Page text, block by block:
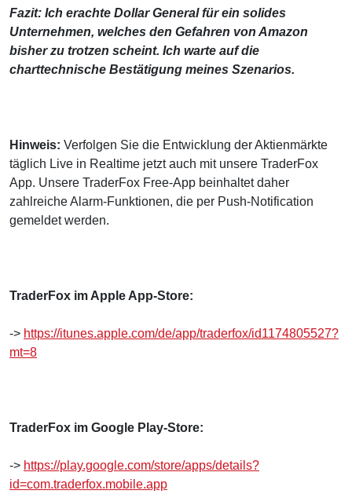
Fazit: Ich erachte Dollar General für ein solides
Unternehmen, welches den Gefahren von Amazon
bisher zu trotzen scheint. Ich warte auf die
charttechnische Bestätigung meines Szenarios.
Hinweis: Verfolgen Sie die Entwicklung der Aktienmärkte
täglich Live in Realtime jetzt auch mit unsere TraderFox
App. Unsere TraderFox Free-App beinhaltet daher
zahlreiche Alarm-Funktionen, die per Push-Notification
gemeldet werden.
TraderFox im Apple App-Store:
-> https://itunes.apple.com/de/app/traderfox/id1174805527?
mt=8
TraderFox im Google Play-Store:
-> https://play.google.com/store/apps/details?
id=com.traderfox.mobile.app